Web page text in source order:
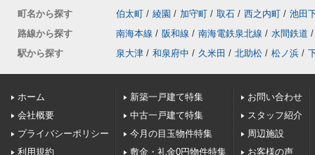
町名から探す
伯太町 / 綾園 / 加守町 / 取石 / 西之内町 / 池田
路線から探す
南海本線 / 阪和線 / 南海電鉄泉北線 / 水間鉄道 /
駅から探す
泉大津 / 和泉府中 / 久米田 / 北助松 / 松ノ浜 /
ホーム
会社概要
プライバシーポリシー
利用規約
新築一戸建て特集
中古一戸建て特集
今月の目玉物件特集
敷金・礼金0円物件特集
お問い合わせ
スタッフ紹介
周辺施設
お客様の声